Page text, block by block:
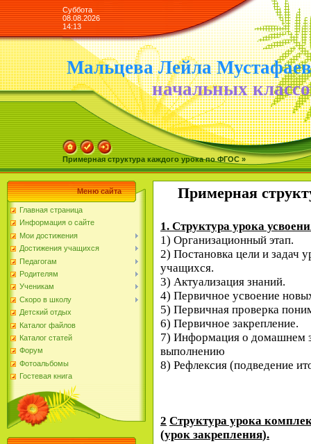
Суббота
08.08.2026
14:13
Мальцева Лейла
начальных
Примерная структура каждого урока по ФГОС »
Меню сайта
Главная страница
Информация о сайте
Мои достижения
Достижения учащихся
Педагогам
Родителям
Ученикам
Скоро в школу
Детский отдых
Каталог файлов
Каталог статей
Форум
Фотоальбомы
Гостевая книга
Примерная
1. Структура урока
1) Организационный этап.
2) Постановка цели и задач
учащихся.
3) Актуализация знаний.
4) Первичное усвоение
5) Первичная проверка
6) Первичное закрепление.
7) Информация о домашнем
выполнению
8) Рефлексия (подведение
2 Структура урока
(урок закрепления).